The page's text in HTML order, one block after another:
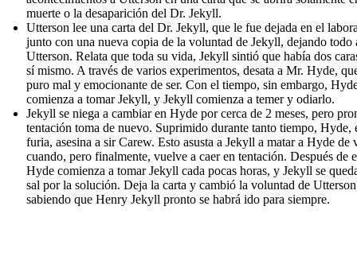
muerte o la desaparición del Dr. Jekyll.
Utterson lee una carta del Dr. Jekyll, que le fue dejada en el
junto con una nueva copia de la voluntad de Jekyll, dejando todo
Utterson. Relata que toda su vida, Jekyll sintió que había dos
sí mismo. A través de varios experimentos, desata a Mr. Hyde,
puro mal y emocionante de ser. Con el tiempo, sin embargo,
comienza a tomar Jekyll, y Jekyll comienza a temer y odiarlo.
Jekyll se niega a cambiar en Hyde por cerca de 2 meses, pero
tentación toma de nuevo. Suprimido durante tanto tiempo, Hyde,
furia, asesina a sir Carew. Esto asusta a Jekyll a matar a Hyde de
cuando, pero finalmente, vuelve a caer en tentación. Después de
Hyde comienza a tomar Jekyll cada pocas horas, y Jekyll se
sal por la solución. Deja la carta y cambió la voluntad de
sabiendo que Henry Jekyll pronto se habrá ido para siempre.